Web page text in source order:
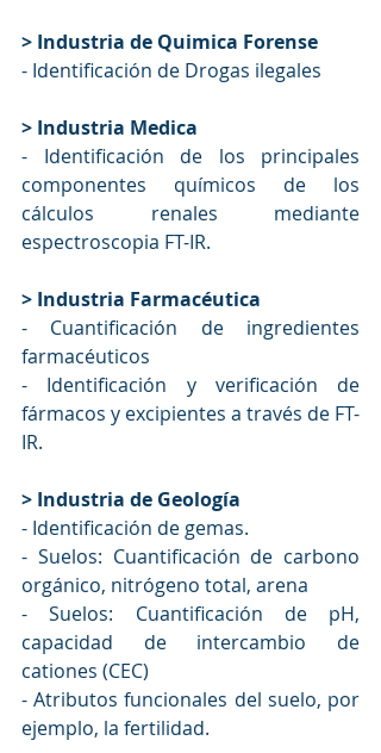
> Industria de Quimica Forense
- Identificación de Drogas ilegales
> Industria Medica
- Identificación de los principales
componentes químicos de los
cálculos renales mediante
espectroscopia FT-IR.
> Industria Farmacéutica
-
Cuantificación de ingredientes
farmacéuticos
- Identificación y verificación de
fármacos y excipientes a través de FT-
IR.
> Industria de Geología
- Identificación de gemas.
- Suelos: Cuantificación de carbono
orgánico, nitrógeno total, arena
-
Suelos: Cuantificación de pH,
capacidad de intercambio de
cationes (CEC)
- Atributos funcionales del suelo, por
ejemplo, la fertilidad.